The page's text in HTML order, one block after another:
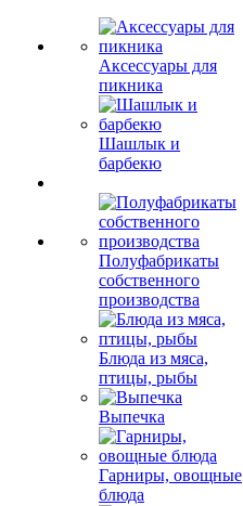
Аксессуары для
пикника
Шашлык и
барбекю
Полуфабрикаты
собственного
производства
Блюда из мяса,
птицы, рыбы
Выпечка
Гарниры, овощные
блюда